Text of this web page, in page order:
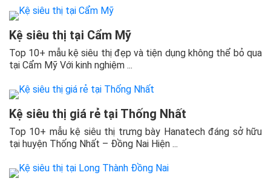
Kệ siêu thị tại Cẩm Mỹ
Top 10+ mẫu kệ siêu thị đẹp và tiện dụng không thể bỏ qua
tại Cẩm Mỹ Với kinh nghiệm ...
Kệ siêu thị giá rẻ tại Thống Nhất
Top 10+ mẫu kệ siêu thị trưng bày Hanatech đáng sở hữu
tại huyện Thống Nhất – Đồng Nai Hiện ...